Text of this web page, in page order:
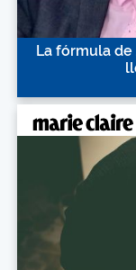
La fórmula